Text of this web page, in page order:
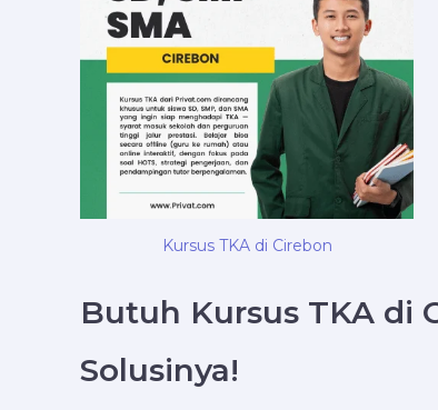
Kursus TKA di Cirebon
Butuh Kursus TKA di
Solusinya!